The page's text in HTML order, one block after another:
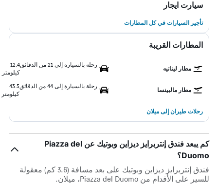
سيارت ايجار
تأجير السيارات في كل المطارات
المطارات القريبة
مطار ليناتيه
رحلة بالسيارة إلى 21 من الدقائق
12.4
كيلومتر
مطار مالبينسا
رحلة بالسيارة إلى 44 من الدقائق
43.5
كيلومتر
رحلات طيران إلى ميلان
كم يبعد فندق إنتربرايز ديزاين وبوتيك عن Piazza del
Duomo؟
فندق إنتربرايز ديزاين وبوتيك على بعد مسافة (3.6 كم) معقولة
للسير على الأقدام من Piazza del Duomo، ميلان.